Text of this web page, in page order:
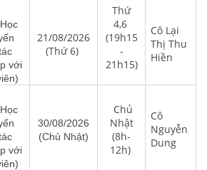
với
21/08/2026
(Thứ 6)
Thứ
4,6
(19h15
-
21h15)
Cô Lại
Thị Thu
Hiền
với
30/08/2026
(Chủ Nhật)
Chủ
Nhật
(8h-
12h)
Cô
Nguyễn
Dung